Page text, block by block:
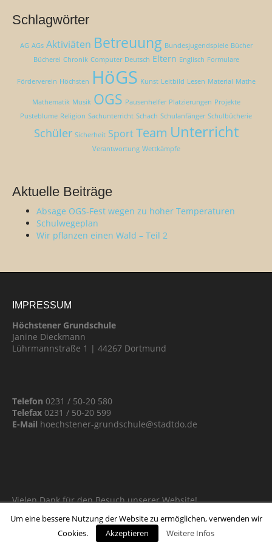
Schlagwörter
AG AGs Aktiviäten Betreuung Bundesjugendspiele Bücher
Bücherei Chronik Computer Deutsch Eltern Englisch Formulare
Förderverein Höchsten HöGS Kunst Leitbild Lesen Material Mathe
Mathematik Musik OGS Pausenhelfer Platzierungen Projekte
Pusteblume Religion Sachunterricht Schach Schulanfänger Schulbücherie
Schüler Sicherheit Sport Team Unterricht
Verantwortung Wettkämpfe
Aktuelle Beiträge
Absage OGS-Fest wegen zu hoher Temperaturen
Schulwegeplan
Wir pflanzen einen Wald – Teil 2
IMPRESSUM
Höchstener Grundschule
Janine Dieckmann
Lührmannstraße 1 | 44267 Dortmund
Telefon 0231 / 50-20 580
Telefax 0231 / 50-20 599
E-Mail hoechstener-grundschule@stadtdo.de
Vielen Dank für den Besuch unserer Website!
Um eine bessere Nutzung der Website zu ermöglichen, verwenden wir
Cookies.
Akzeptieren Weitere Infos